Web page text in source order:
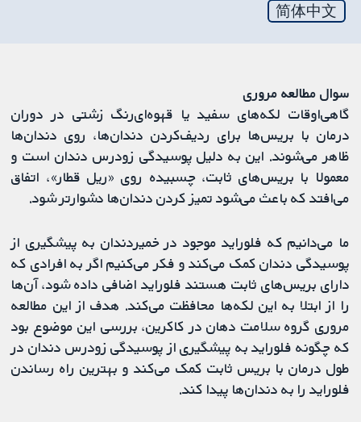
简体中文
سوال مطالعه مروری
گاهی‌اوقات لکه‌های سفید یا قهوه‌ای‌رنگ زشتی در دوران
درمان با بریس‌ها برای ردیف‌کردن دندان‌ها، روی دندان‌ها
ظاهر می‌شوند. این به دلیل پوسیدگی زودرس دندان است و
معمولا با بریس‌های ثابت، چسبیده روی «ریل قطار»، اتفاق
می‌افتد که باعث می‌شود تمیز کردن دندان‌ها دشوارتر شود.
ما می‌دانیم که فلوراید موجود در خمیردندان به پیشگیری از
پوسیدگی دندان کمک می‌کند و فکر می‌کنیم اگر به افرادی که
دارای بریس‌های ثابت هستند فلوراید اضافی داده شود، آن‌ها
را از ابتلا به این لکه‌ها محافظت می‌کند. هدف از این مطالعه
مروری گروه سلامت دهان در کاکرین، بررسی این موضوع بود
که چگونه فلوراید به پیشگیری از پوسیدگی زودرس دندان در
طول درمان با بریس ثابت کمک می‌کند و بهترین راه رساندن
فلوراید را به دندان‌ها پیدا کند.